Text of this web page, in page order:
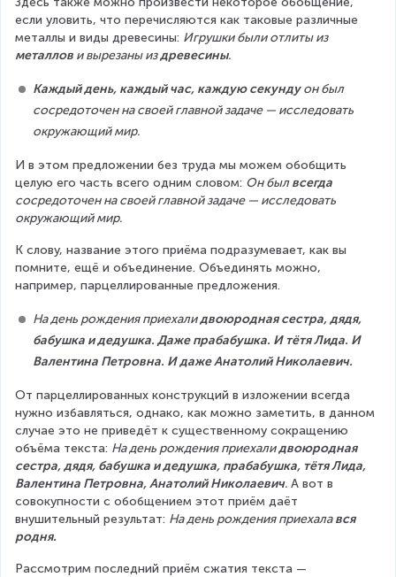
если уловить, что перечисляются как таковые различные
металлы и виды древесины: Игрушки были отлиты из
металлов и вырезаны из древесины.
Каждый день, каждый час, каждую секунду он был
сосредоточен на своей главной задаче — исследовать
окружающий мир.
И в этом предложении без труда мы можем обобщить
целую его часть всего одним словом: Он был всегда
сосредоточен на своей главной задаче — исследовать
окружающий мир.
К слову, название этого приёма подразумевает, как вы
помните, ещё и объединение. Объединять можно,
например, парцеллированные предложения.
На день рождения приехали двоюродная сестра, дядя,
бабушка и дедушка. Даже прабабушка. И тётя Лида. И
Валентина Петровна. И даже Анатолий Николаевич.
От парцеллированных конструкций в изложении всегда
нужно избавляться, однако, как можно заметить, в данном
случае это не приведёт к существенному сокращению
объёма текста: На день рождения приехали двоюродная
сестра, дядя, бабушка и дедушка, прабабушка, тётя Лида,
Валентина Петровна, Анатолий Николаевич. А вот в
совокупности с обобщением этот приём даёт
внушительный результат: На день рождения приехала вся
родня.
Рассмотрим последний приём сжатия текста —